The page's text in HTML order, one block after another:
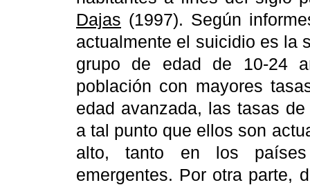
Dajas (1997). Según
actualmente el suicidio es la
grupo de edad de 10-24
población con mayores
edad avanzada, las tasas
a tal punto que ellos son
alto, tanto en los
emergentes. Por otra parte,